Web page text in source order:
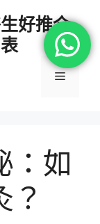
好推介
選
：如
？